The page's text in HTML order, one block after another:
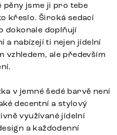
jsme ji pro tebe
křeslo. Široká sedací
dokonale doplňují
a nabízejí ti nejen jídelní
vzhledem, ale především
v jemné šedé barvě není
decentní a stylový
využívané jídelní
a každodenní